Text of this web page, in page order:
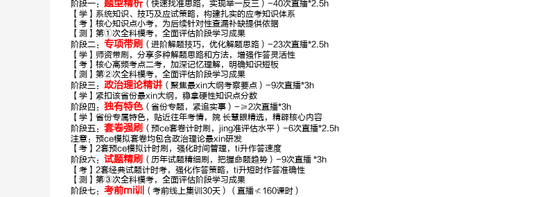
阶段一： 题型精析（快速找准思路，实现举一反三）-40次直播*2.5h
【学】系统知识、技巧及应试策略，构建扎实的应考知识体系
【考】核心知识点小考，为后续针对性查漏补缺提供依据
【测】第①次全科模考，全面评估阶段学习成果
阶段二： 专项带刷 （进阶解题技巧，优化解题思路）-23次直播*2.5h
【学】师资带刷，分享多种解题思路和方法，增强作答灵活性
【考】核心高频考点二考，加深记忆理解，明确知识短板
【测】第②次全科模考，全面评估阶段学习成果
阶段三： 政治理论精讲 （聚焦最xin大纲考察要点）-9次直播*3h
【学】紧扣该省份最xin大纲，稳拿硬性知识点分数
阶段四： 独有特色 （省份专题，紧追实事）-≥2次直播*3h
【学】省份专属特色，贴近往年考情，院 长慧眼精选，精辟核心内容
阶段五： 套卷强刷 （预ce套卷计时刷，jing准评估水平）-6次直播*2.5h
注意：预ce模拟套卷均包含政治理论最xin研发
【考】2套预ce模拟计时刷，强化时间管理，ti升作答速度
阶段六： 试题精刷 （历年试题精细刷，把握命题趋势）-9次直播 *3h
【考】2套经典试题计时考，强化作答策略，ti升短时作答准确性
【测】第③次全科模考，全面评估阶段学习成果
阶段七： 考前mi训
（考前线上集训30天）（直播≮160课时）
孙圣林 石惠胜
申论
深耕申论10
年，金句御姐